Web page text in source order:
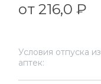
от 216,0 ₽
Условия отпуска из
аптек: